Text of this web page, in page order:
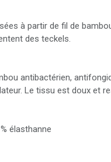
à partir de fil de
des teckels.
antibactérien,
Le tissu est doux et
élasthanne